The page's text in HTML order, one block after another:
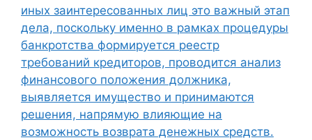
иных заинтересованных лиц это важный этап
дела, поскольку именно в рамках процедуры
банкротства формируется реестр
требований кредиторов, проводится анализ
финансового положения должника,
выявляется имущество и принимаются
решения, напрямую влияющие на
возможность возврата денежных средств.